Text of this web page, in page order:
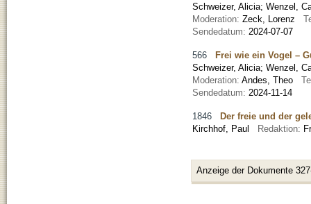
Schweizer, Alicia; Wenzel,
Moderation: Zeck, Lorenz
Sendedatum: 2024-07-07
566 Frei wie ein Vogel –
Schweizer, Alicia; Wenzel,
Moderation: Andes, Theo
Sendedatum: 2024-11-14
1846 Der freie und der
Kirchhof, Paul
Redaktion:
Anzeige der Dokumente